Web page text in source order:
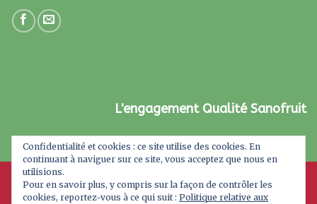
Confidentialité et cookies : ce site utilise des cookies. En
continuant à naviguer sur ce site, vous acceptez que nous en
utilisions.
Pour en savoir plus, y compris sur la façon de contrôler les
cookies, reportez-vous à ce qui suit : Politique relative aux
L'engagement Qualité Sanofruit